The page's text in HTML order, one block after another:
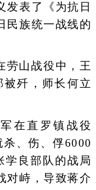
发表了《为抗日
民族统一战线的
山战役中，王
歼，师长何立
在直罗镇战役
、伤、俘6000
学良部队的战局
对峙，导致蒋介